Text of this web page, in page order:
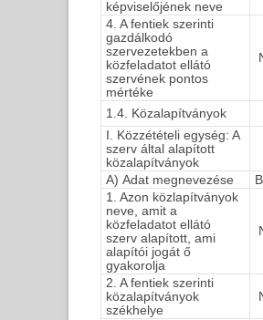
képviselőjének neve
4. A fentiek szerinti
gazdálkodó
szervezetekben a
közfeladatot ellátó
szervének pontos
mértéke
1.4. Közalapítványok
I. Közzétételi egység: A
szerv által alapított
közalapítványok
A) Adat megnevezése
1. Azon közlapítványok
neve, amit a
közfeladatot ellátó
szerv alapított, ami
alapítói jogát ő
gyakorolja
2. A fentiek szerinti
közalapítványok
székhelye